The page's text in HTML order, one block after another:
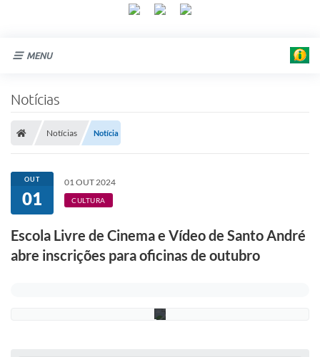
MENU
Portal de Serviços
Transparência
Ônibus
Consultar Processos
Contas Públicas
Notícias
Notícias Notícia
OUT
01
01 OUT 2024
CULTURA
Escola Livre de Cinema e Vídeo de Santo André
abre inscrições para oficinas de outubro
u
g